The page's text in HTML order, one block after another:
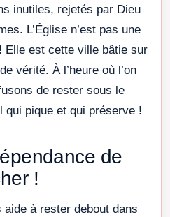
inutiles, rejetés par Dieu
L’Église n’est pas une
Elle est cette ville bâtie sur
vérité. À l’heure où l’on
de rester sous le
qui pique et qui préserve !
de
!
à rester debout dans